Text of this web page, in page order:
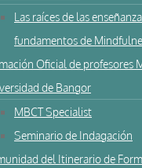
Las raíces de las
fundamentos de
Oficial de profesores
de Bangor
MBCT Specialist
Seminario de Indagación
del Itinerario de